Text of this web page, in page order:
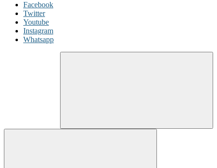
Facebook
Twitter
Youtube
Instagram
Whatsapp